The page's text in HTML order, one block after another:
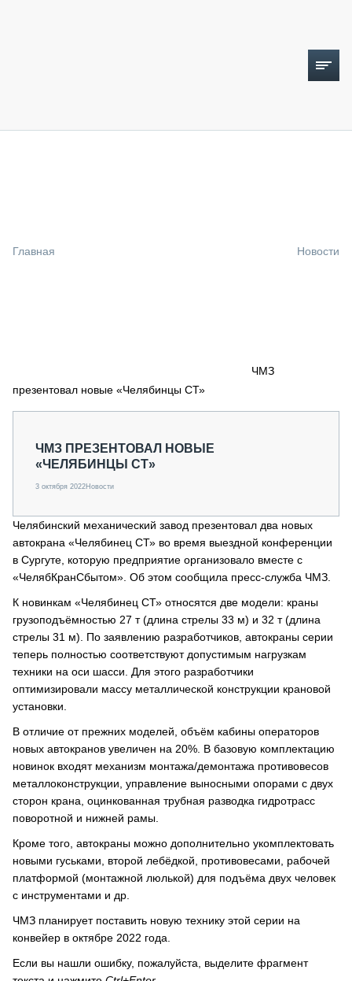
СПЕЦПРОЕКТЫ
О ПРОЕКТЕ
Главная Новости
ЧМЗ
презентовал новые «Челябинцы СТ»
ЧМЗ ПРЕЗЕНТОВАЛ НОВЫЕ
«ЧЕЛЯБИНЦЫ СТ»
3 октября 2022Новости
Челябинский механический завод презентовал два новых
автокрана «Челябинец СТ» во время выездной конференции
в Сургуте, которую предприятие организовало вместе с
«ЧелябКранСбытом». Об этом сообщила пресс-служба ЧМЗ.
К новинкам «Челябинец СТ» относятся две модели: краны
грузоподъёмностью 27 т (длина стрелы 33 м) и 32 т (длина
стрелы 31 м). По заявлению разработчиков, автокраны серии
теперь полностью соответствуют допустимым нагрузкам
техники на оси шасси. Для этого разработчики
оптимизировали массу металлической конструкции крановой
установки.
В отличие от прежних моделей, объём кабины операторов
новых автокранов увеличен на 20%. В базовую комплектацию
новинок входят механизм монтажа/демонтажа противовесов
металлоконструкции, управление выносными опорами с двух
сторон крана, оцинкованная трубная разводка гидротрасс
поворотной и нижней рамы.
Кроме того, автокраны можно дополнительно укомплектовать
новыми гуськами, второй лебёдкой, противовесами, рабочей
платформой (монтажной люлькой) для подъёма двух человек
с инструментами и др.
ЧМЗ планирует поставить новую технику этой серии на
конвейер в октябре 2022 года.
Если вы нашли ошибку, пожалуйста, выделите фрагмент